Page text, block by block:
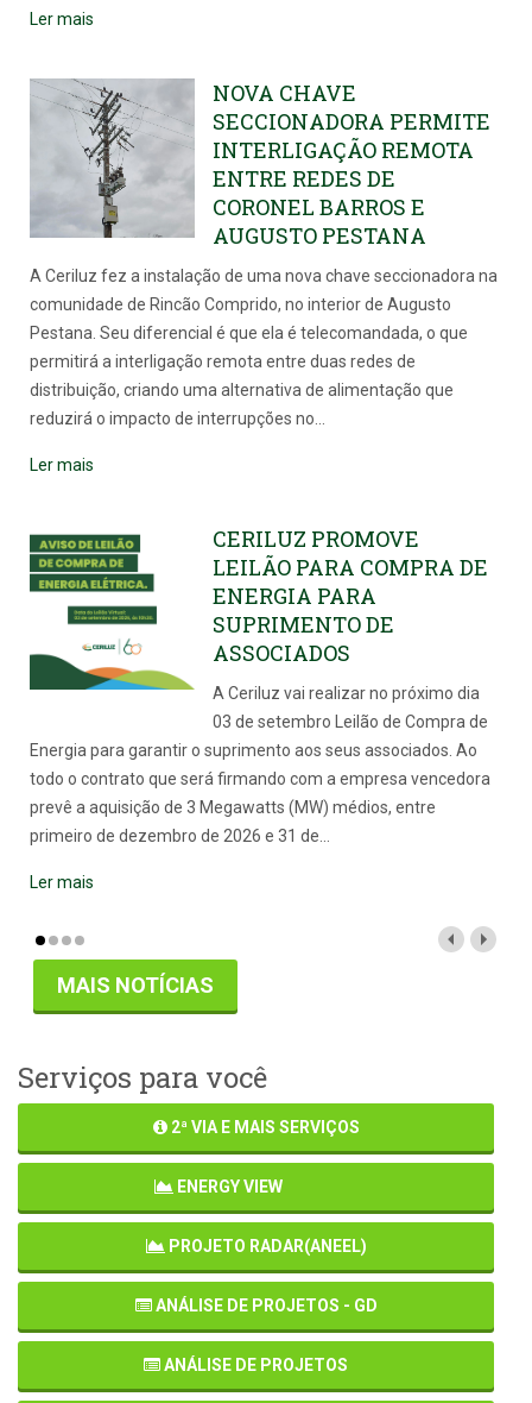
Ler mais
NOVA CHAVE
SECCIONADORA PERMITE
INTERLIGAÇÃO REMOTA
ENTRE REDES DE
CORONEL BARROS E
AUGUSTO PESTANA
A Ceriluz fez a instalação de uma nova chave seccionadora na
comunidade de Rincão Comprido, no interior de Augusto
Pestana. Seu diferencial é que ela é telecomandada, o que
permitirá a interligação remota entre duas redes de
distribuição, criando uma alternativa de alimentação que
reduzirá o impacto de interrupções no
Ler mais
CERILUZ PROMOVE
LEILÃO PARA COMPRA DE
ENERGIA PARA
SUPRIMENTO DE
ASSOCIADOS
A Ceriluz vai realizar no próximo dia
03 de setembro Leilão de Compra de
Energia para garantir o suprimento aos seus associados. Ao
todo o contrato que será firmando com a empresa vencedora
prevê a aquisição de 3 Megawatts (MW) médios, entre
primeiro de dezembro de 2026 e 31 de
Ler mais
MAIS NOTÍCIAS
Serviços para você
2ª VIA E MAIS SERVIÇOS
ENERGY VIEW
PROJETO RADAR(ANEEL)
ANÁLISE DE PROJETOS - GD
ANÁLISE DE PROJETOS